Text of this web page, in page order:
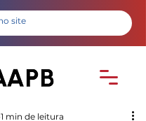
1 min de leitura